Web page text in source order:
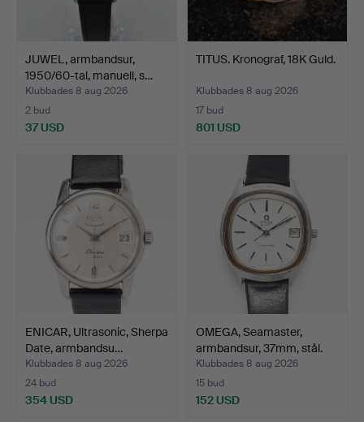
JUWEL, armbandsur,
1950/60-tal, manuell, s…
Klubbades 8 aug 2026
2 bud
37 USD
TITUS. Kronograf, 18K Guld.
Klubbades 8 aug 2026
17 bud
801 USD
ENICAR, Ultrasonic, Sherpa
Date, armbandsu…
Klubbades 8 aug 2026
24 bud
354 USD
OMEGA, Seamaster,
armbandsur, 37mm, stål.
Klubbades 8 aug 2026
15 bud
152 USD